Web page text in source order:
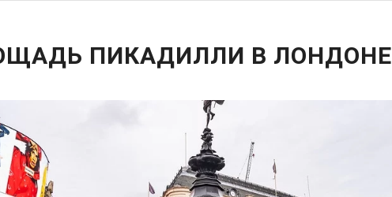
ПИКАДИЛЛИ В ЛОНДОНЕ